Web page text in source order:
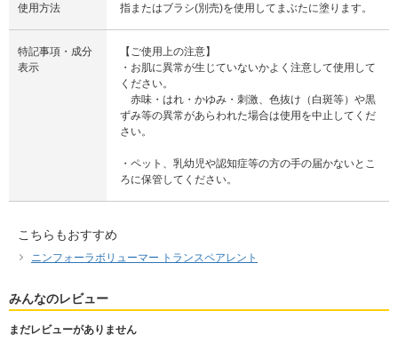
使用方法 指またはブラシ(別売)を使用してまぶたに塗ります。
特記事項・成分
表示
【ご使用上の注意】
・お肌に異常が生じていないかよく注意して使用して
ください。
赤味・はれ・かゆみ・刺激、色抜け（白斑等）や黒
ずみ等の異常があらわれた場合は使用を中止してくだ
さい。
・ペット、乳幼児や認知症等の方の手の届かないとこ
ろに保管してください。
こちらもおすすめ
ニンフォーラボリューマー トランスペアレント
みんなのレビュー
まだレビューがありません